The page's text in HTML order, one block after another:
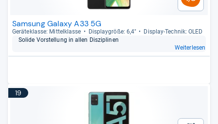
Samsung Galaxy A33 5G
Gerä­te­klasse: Mit­tel­klasse Dis­play­größe: 6,4"
Dis­play-​Tech­nik: OLED
Solide Vor­stel­lung in allen Dis­zi­pli­nen
Weiterlesen
19